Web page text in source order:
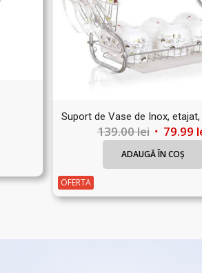
Suport de Vase de Inox,
139.00lei Prețul
inițial
139.00
79.99
ADAUGĂ ÎN COȘ
OFERTA